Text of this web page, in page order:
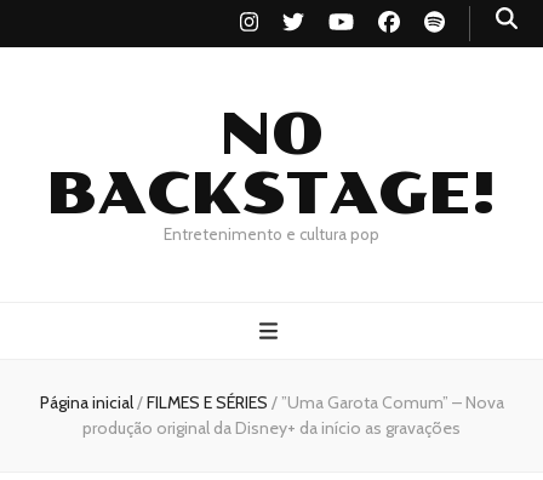
NO
BACKSTAGE!
Entretenimento e cultura pop
Página inicial/FILMES E SÉRIES / ”Uma Garota Comum” – Nova
produção original da Disney+ da início as gravações